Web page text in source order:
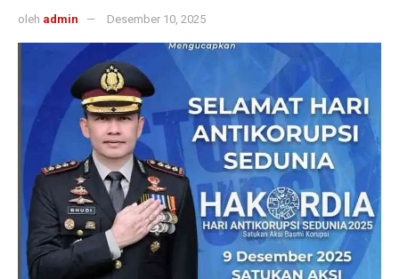
oleh admin Desember 10, 2025